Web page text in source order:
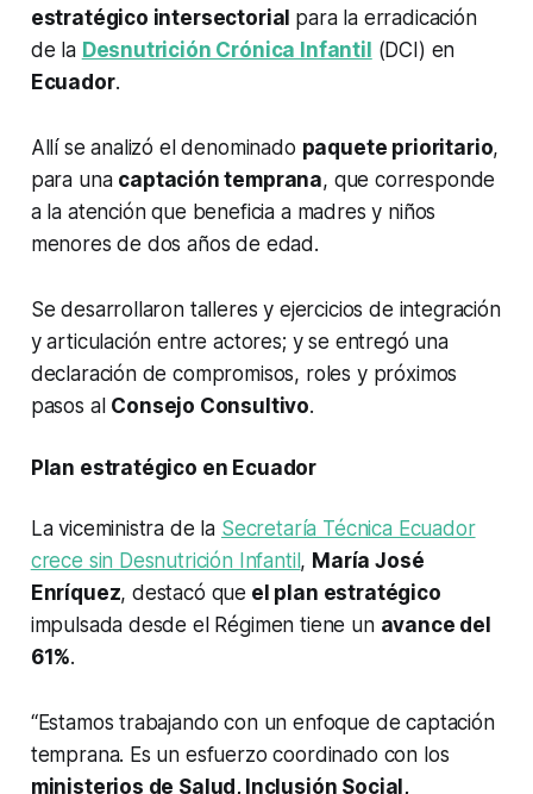
estratégico intersectorial para la erradicación
de la Desnutrición Crónica Infantil (DCI) en
Ecuador.
Allí se analizó el denominado paquete prioritario,
para una captación temprana, que corresponde
a la atención que beneficia a madres y niños
menores de dos años de edad.
Se desarrollaron talleres y ejercicios de integración
y articulación entre actores; y se entregó una
declaración de compromisos, roles y próximos
pasos al Consejo Consultivo.
Plan estratégico en Ecuador
La viceministra de la Secretaría Técnica Ecuador
crece sin Desnutrición Infantil , María José
Enríquez, destacó que el plan estratégico
impulsada desde el Régimen tiene un avance del
61%.
“Estamos trabajando con un enfoque de captación
temprana. Es un esfuerzo coordinado con los
ministerios de Salud, Inclusión Social,